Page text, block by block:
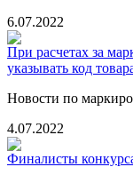
6.07.2022
При расчетах за
указывать код
Новости по
4.07.2022
Финалисты